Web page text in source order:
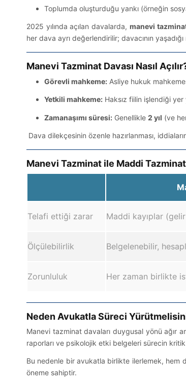
Toplumda oluşturduğu yankı (örneğin
2025 yılında açılan davalarda, manevi
her dava ayrı değerlendirilir; davacının yaşadığı
Manevi Tazminat Davası Nasıl
Görevli mahkeme: Asliye hukuk
Yetkili mahkeme: Haksız fiilin işlendiği
Zamanaşımı süresi: Genellikle 2 yıl (ve
Dava dilekçesinin özenle hazırlanması,
Manevi Tazminat ile Maddi
Telafi ettiği zarar Maddi kayıplar
Ölçülebilirlik Belgelenebilir,
Zorunluluk Her zaman birlikte
Neden Avukatla Süreci
Manevi tazminat davaları duygusal yönü ağır
raporları ve psikolojik etki belgeleri sürecin kritik
Bu nedenle bir avukatla birlikte ilerlemek, hem
öneme sahiptir.